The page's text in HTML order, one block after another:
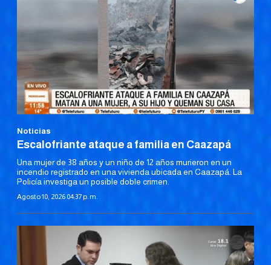
Noticias
Escalofriante ataque a familia en Caazapá
Una mujer de 38 años y un niño de 12 años murieron en un
incendio registrado en una vivienda ubicada en Caazapá. La
Policía investiga un posible doble crimen.
Agosto 10, 2026 04:37 p. m.